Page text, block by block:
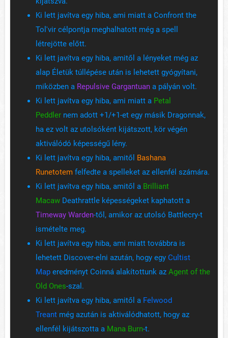
Ki lett javítva egy hiba, ami miatt a Confront the
Tol'vir célpontja meghalhatott még a spell
létrejötte előtt.
Ki lett javítva egy hiba, amitől a lényeket még az
alap Életük túllépése után is lehetett gyógyítani,
miközben a Repulsive Gargantuan a pályán volt.
Ki lett javítva egy hiba, ami miatt a Petal
Peddler nem adott +1/+1-et egy másik Dragonnak,
ha ez volt az utolsóként kijátszott, kör végén
aktiválódó képességű lény.
Ki lett javítva egy hiba, amitől Bashana
Runetotem felfedte a spelleket az ellenfél számára.
Ki lett javítva egy hiba, amitől a Brilliant
Macaw Deathrattle képességeket kaphatott a
Timeway Warden-től, amikor az utolsó Battlecry-t
ismételte meg.
Ki lett javítva egy hiba, ami miatt továbbra is
lehetett Discover-elni azután, hogy egy Cultist
Map eredményt Coinná alakítottunk az Agent of the
Old Ones-szal.
Ki lett javítva egy hiba, amitől a Felwood
Treant még azután is aktiválódhatott, hogy az
ellenfél kijátszotta a Mana Burn-t.